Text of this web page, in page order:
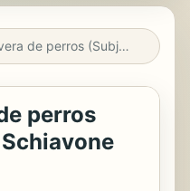
Una primavera de perros (Subjefe Rocco Schiavone 3)
perros